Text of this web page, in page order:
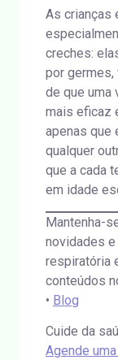
As crianças
creches:
por
de que uma
mais eficaz
apenas que
qualquer
que a cada
em idade
Mantenha-
novidades
respiratória
conteúdos
• Blog
Cuide da
Agende